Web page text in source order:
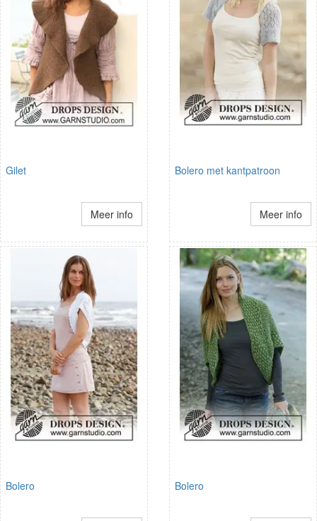
Gilet
Meer info
Bolero met kantpatroon
Meer info
Bolero Bolero